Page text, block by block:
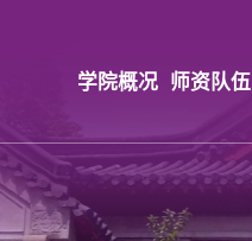
学院概况 师资队伍